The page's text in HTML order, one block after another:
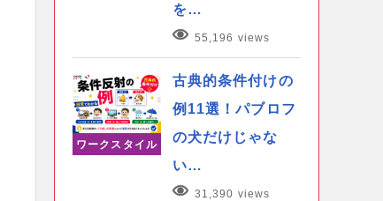
を…
55,196 views
ワークスタイル
古典的条件付けの
例11選！パブロフ
の犬だけじゃな
い…
31,390 views